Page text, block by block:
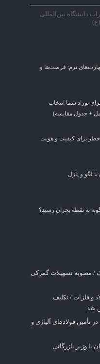
دانشگاه بین‌المللی
نرم: فرصت‌ها و
نوزاد شما انتخاب
+ جدول مقایسه)
خطر برای کیفیت و هویت
لگو و پازل
به نقطه بحران رسید؟
/ مصوبه تسهیلات گمرکی
و فلزات / تکلیف
تأمین فولادهای آلیاژی و
با وزیر بازرگانی